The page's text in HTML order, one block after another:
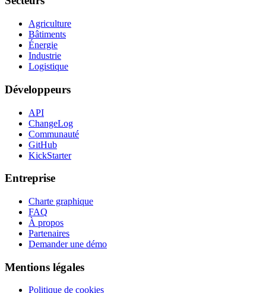
Agriculture
Bâtiments
Énergie
Industrie
Logistique
Développeurs
API
ChangeLog
Communauté
GitHub
KickStarter
Entreprise
Charte graphique
FAQ
À propos
Partenaires
Demander une démo
Mentions légales
Politique de cookies